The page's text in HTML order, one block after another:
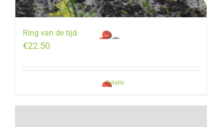
Ring van de tijd
€22.50
Details